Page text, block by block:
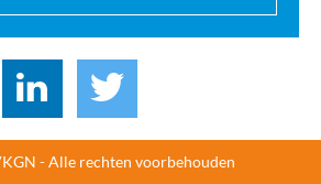
- Alle rechten voorbehouden